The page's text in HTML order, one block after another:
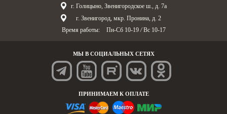
г. Голицыно, Звенигородское ш., д. 7а
г. Звенигород, мкр. Пронина, д. 2
Время работы:
Пн-Сб 10-19 / Вс 10-17
МЫ В СОЦИАЛЬНЫХ СЕТЯХ
ПРИНИМАЕМ К ОПЛАТЕ